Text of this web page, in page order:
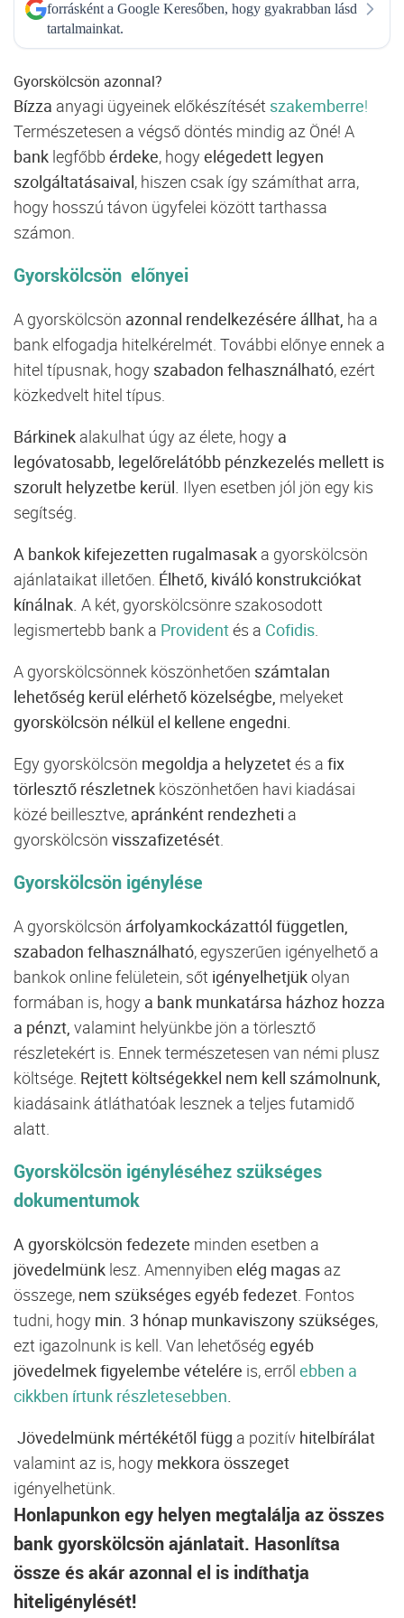
forrásként a Google Keresőben, hogy gyakrabban lásd
tartalmainkat.
Gyorskölcsön azonnal?
Bízza anyagi ügyeinek előkészítését szakemberre!
Természetesen a végső döntés mindig az Öné! A
bank legfőbb érdeke, hogyelégedett legyen
szolgáltatásaival, hiszen csak így számíthat arra,
hogy hosszú távon ügyfelei között tarthassa
számon.
Gyorskölcsön előnyei
A gyorskölcsön azonnal rendelkezésére állhat, ha a
bank elfogadja hitelkérelmét. További előnye ennek a
hitel típusnak, hogy szabadon felhasználható, ezért
közkedvelt hitel típus.
Bárkinek alakulhat úgy az élete, hogy a
legóvatosabb, legelőrelátóbb pénzkezelés mellett is
szorult helyzetbe kerül. Ilyen esetben jól jön egy kis
segítség.
A bankok kifejezetten rugalmasak a gyorskölcsön
ajánlataikat illetően. Élhető, kiváló konstrukciókat
kínálnak. A két, gyorskölcsönre szakosodott
legismertebb bank a Providentés a Cofidis.
A gyorskölcsönnek köszönhetően számtalan
lehetőség kerül elérhető közelségbe, melyeket
gyorskölcsön nélkül el kellene engedni.
Egy gyorskölcsön megoldja a helyzetetés a fix
törlesztő részletnek köszönhetően havi kiadásai
közé beillesztve, apránként rendezheti a
gyorskölcsön visszafizetését.
Gyorskölcsön igénylése
A gyorskölcsön árfolyamkockázattól független,
szabadon felhasználható, egyszerűen igényelhető a
bankok online felületein, sőt igényelhetjükolyan
formában is, hogy a bank munkatársa házhoz hozza
a pénzt, valamint helyünkbe jön a törlesztő
részletekért is. Ennek természetesen van némi plusz
költsége. Rejtett költségekkel nem kell számolnunk,
kiadásaink átláthatóak lesznek a teljes futamidő
alatt.
Gyorskölcsön igényléséhez szükséges
dokumentumok
A gyorskölcsön fedezete minden esetben a
jövedelmünk lesz. Amennyiben elég magas az
összege, nem szükséges egyéb fedezet. Fontos
tudni, hogy min. 3 hónap munkaviszony szükséges,
ezt igazolnunk is kell. Van lehetőség egyéb
jövedelmek figyelembe vételére is, erről ebben a
cikkben írtunk részletesebben.
Jövedelmünk mértékétől függ a pozitív hitelbírálat
valamint az is, hogy mekkora összeget
igényelhetünk.
Honlapunkon egy helyen megtalálja az összes
bank gyorskölcsön ajánlatait. Hasonlítsa
össze és akár azonnal el is indíthatja
hiteligénylését!